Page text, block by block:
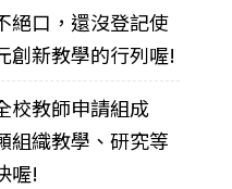
絕口，還沒登記使
創新教學的行列喔!
校教師申請組成
組織教學、研究等
喔!